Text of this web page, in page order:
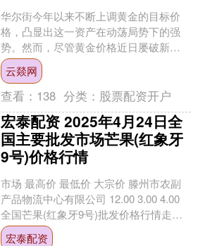
华尔街今年以来不断上调黄金的目标价
格，凸显出这一资产在动荡局势下的强
势。然而，尽管黄金价格近日屡破新
高，还是有一些分析师态度悲观。 晨星
分析师Jon Mills....
云燚网
查看： 138 分类： 股票配资开户
宏泰配资 2025年4月24日全
国主要批发市场芒果(红象牙
9号)价格行情
市场 最高价 最低价 大宗价 滕州市农副
产品物流中心有限公司 12.00 3.00 4.00
全国芒果(红象牙9号)批发价格行情走势
分析宏泰配资 从今日全国芒果....
宏泰配资